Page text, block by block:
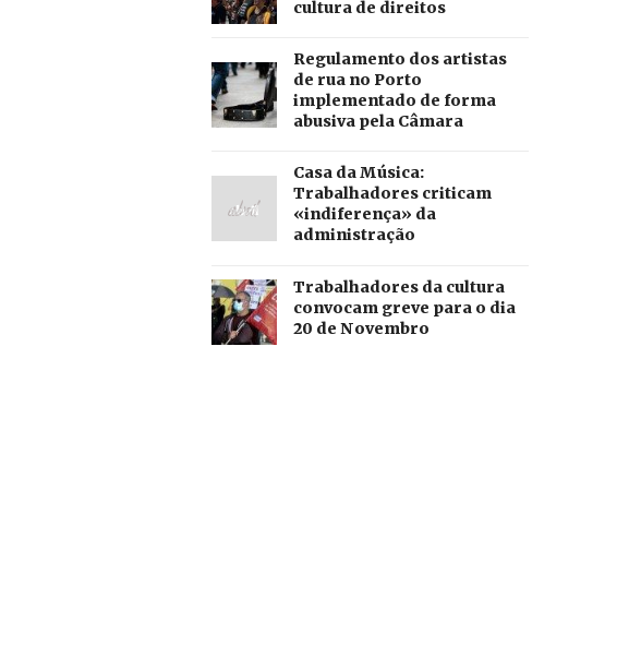
cultura de direitos
Regulamento dos artistas
de rua no Porto
implementado de forma
abusiva pela Câmara
Casa da Música:
Trabalhadores criticam
«indiferença» da
administração
Trabalhadores da cultura
convocam greve para o dia
20 de Novembro